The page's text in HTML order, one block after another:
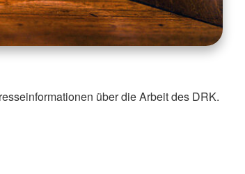
über die Arbeit des DRK.